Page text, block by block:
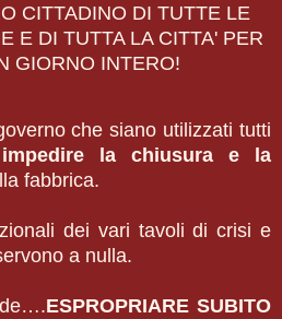
CITTADINO DI TUTTE LE
E DI TUTTA LA CITTA' PER
GIORNO INTERO!
che siano utilizzati tutti
impedire la chiusura e la
fabbrica.
dei vari tavoli di crisi e
a nulla.
ESPROPRIARE SUBITO